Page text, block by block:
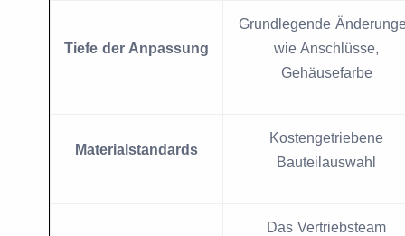
Tiefe der Anpassung
Grundlegende
wie Anschlüsse,
Gehäusefarbe
Materialstandards
Kostengetriebene
Bauteilauswahl
Das Vertriebsteam